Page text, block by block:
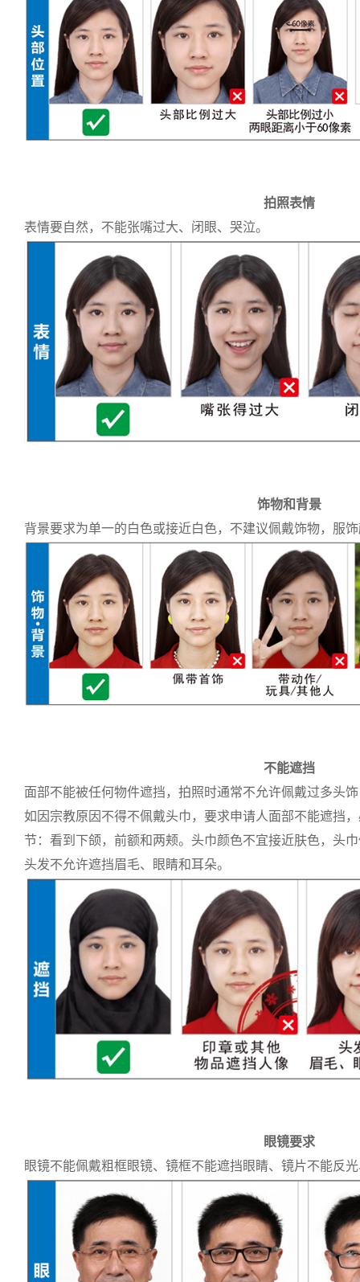
拍照表情
表情要自然，不能张嘴过大、闭眼、哭泣。
饰物和背景
背景要求为单一的白色或接近白色，不建议佩戴饰物，服
不能遮挡
面部不能被任何物件遮挡，拍照时通常不允许佩戴过多头
如因宗教原因不得不佩戴头巾，要求申请人面部不能遮挡
节：看到下颌，前额和两颊。头巾颜色不宜接近肤色，头
头发不允许遮挡眉毛、眼睛和耳朵。
眼镜要求
眼镜不能佩戴粗框眼镜、镜框不能遮挡眼睛、镜片不能反